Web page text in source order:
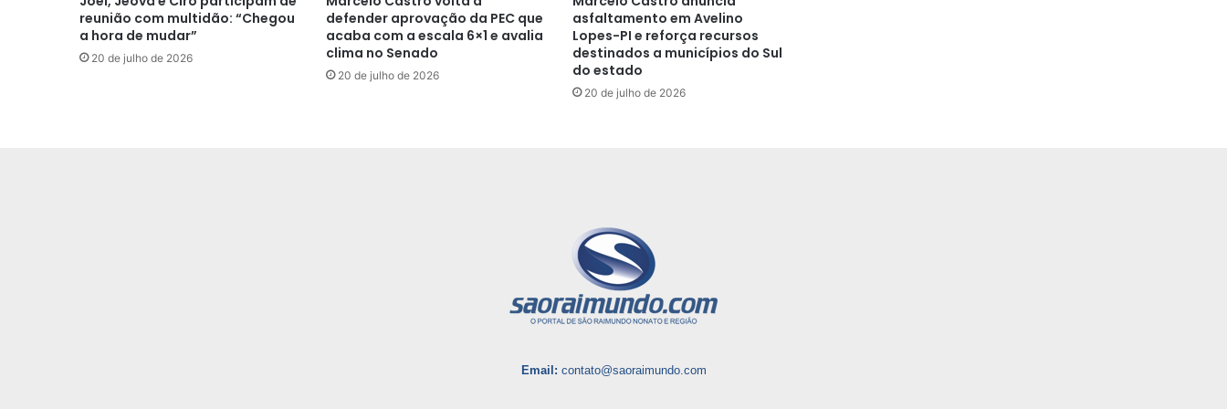
reunião com multidão: “Chegou
a hora de mudar”
20 de julho de 2026
defender aprovação da PEC que
acaba com a escala 6×1 e avalia
clima no Senado
20 de julho de 2026
asfaltamento em Avelino
Lopes-PI e reforça recursos
destinados a municípios do Sul
do estado
20 de julho de 2026
Email: contato@saoraimundo.com